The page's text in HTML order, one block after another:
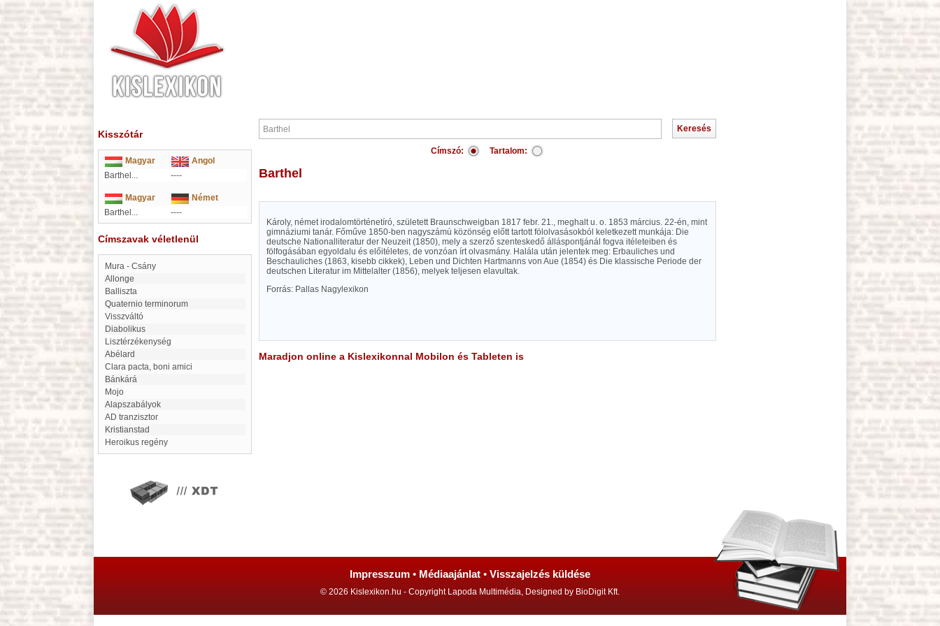
Kisszótár
Magyar
Angol
Barthel...
----
Magyar
Német
Barthel...
----
Címszavak véletlenül
Mura - Csány
allonge
balliszta
Quaternio terminorum
Visszváltó
diabolikus
Lisztérzékenység
Abélard
clara pacta, boni amici
Bánkárá
Mojo
Alapszabályok
AD tranzisztor
Kristianstad
Heroikus regény
Címszó: Tartalom:
Barthel
Károly, német irodalomtörténetíró, született Braunschweigban 1817 febr. 21., meghalt u. o. 1853 március. 22-én, mint
gimnáziumi tanár. Főműve 1850-ben nagyszámú közönség előtt tartott fölolvasásokból keletkezett munkája: Die
deutsche Nationalliteratur der Neuzeit (1850), mely a szerző szenteskedő álláspontjánál fogva itéleteiben és
fölfogásában egyoldalu és előitéletes, de vonzóan írt olvasmány. Halála után jelentek meg: Erbauliches und
Beschauliches (1863, kisebb cikkek), Leben und Dichten Hartmanns von Aue (1854) és Die klassische Periode der
deutschen Literatur im Mittelalter (1856), melyek teljesen elavultak.
Forrás: Pallas Nagylexikon
Maradjon online a Kislexikonnal Mobilon és Tableten is
Impresszum • Médiaajánlat • Visszajelzés küldése
© 2026 Kislexikon.hu - Copyright Lapoda Multimédia, Designed by BioDigit Kft.